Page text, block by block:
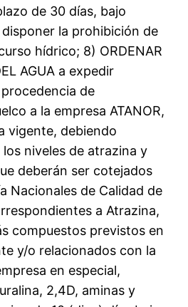
de 30 días, bajo
la prohibición de
hídrico; 8) ORDENAR
AGUA a expedir
de
a la empresa ATANOR,
vigente, debiendo
niveles de atrazina y
deberán ser cotejados
Nacionales de Calidad de
a Atrazina,
compuestos previstos en
y/o relacionados con la
en especial,
2,4D, aminas y